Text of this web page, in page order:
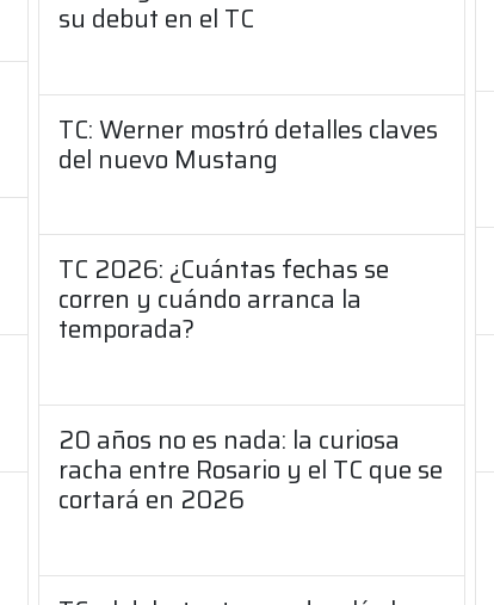
su debut en el TC
TC: Werner mostró detalles claves
del nuevo Mustang
TC 2026: ¿Cuántas fechas se
corren y cuándo arranca la
temporada?
20 años no es nada: la curiosa
racha entre Rosario y el TC que se
cortará en 2026